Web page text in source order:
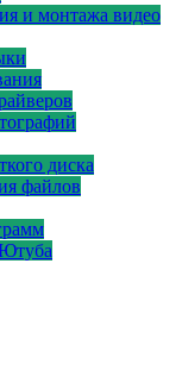
и монтажа видео
диска
файлов